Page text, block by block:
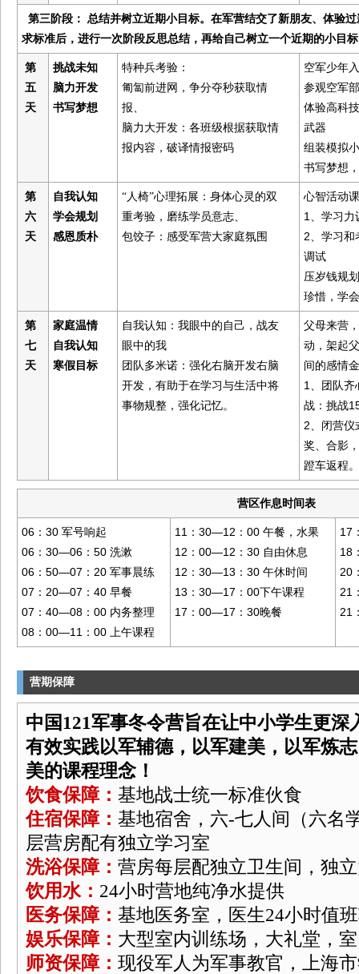
第三阶段： 总结并树立近期小目标。在军营结交了新朋友、体验
求标准后，进行一次阶段反思总结，再给自己树立一个近期的小目
第
五
天
挑战未知
脑力开发
书写梦想
特种兵考验：
匍匐前进网，争分夺秒获取情
报、
脑力大开发：各班级根据获取情
报内容，破译情报密码
空军少年
参观空军
体验高科
武器
组装模拟
书写梦想
第
六
天
自我认知
学会规划
感恩质朴
“人椅”心理拓展：身体心灵的双
重考验，磨练学员意志、
包饺子：感受军营大家庭氛围
心智活动
1、学习力
2、学习和
调试
压岁钱规
珍惜，学
第
七
天
家庭温情
自我认知
寒假目标
自我认知：我眼中的自己，战友
眼中的我
团队多米诺：强化右脑开发右脑
开发，有助于在学习与生活中将
事物规整，强化记忆。
父母来营
动，架起
间的感情
1、团队齐
战：挑战
2、闭营仪
奖、合影
蹬车返程。
营区作息时间表
06：30 军号响起
06：30—06：50 洗漱
06：50—07：20 军事晨练
07：20—07：40 早餐
07：40—08：00 内务整理
08：00—11：00 上午课程
11：30—12：00 午餐，水果
12：00—12：30 自由休息
12：30—13：30 午休时间
13：30—17：00下午课程
17：00—17：30晚餐
17
18
20
21
21
营期保障
中国121军事冬令营旨在让中小学生更深
有效实践以军辅德，以军建美，以军炼
美的课程理念！
饮食保障： 基地战士统一标准伙食
住宿保障： 基地宿舍，六-七人间（六名
层营房配有独立学习室
洗浴保障： 营房每层配独立卫生间，独
饮用水： 24小时营地纯净水提供
医务保障： 基地医务室，医生24小时值
娱乐保障： 大型室内训练场，大礼堂，
师资保障： 现役军人为军事教官，上海